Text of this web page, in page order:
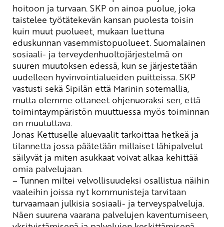
hoitoon ja turvaan. SKP on ainoa puolue, joka
taistelee työtätekevän kansan puolesta toisin
kuin muut puolueet, mukaan luettuna
eduskunnan vasemmistopuolueet. Suomalainen
sosiaali- ja terveydenhuoltojärjestelmä on
suuren muutoksen edessä, kun se järjestetään
uudelleen hyvinvointialueiden puitteissa. SKP
vastusti sekä Sipilän että Marinin sotemallia,
mutta olemme ottaneet ohjenuoraksi sen, että
toimintaympäristön muuttuessa myös toiminnan
on muututtava.
Jonas Kettuselle aluevaalit tarkoittaa hetkeä ja
tilannetta jossa päätetään millaiset lähipalvelut
säilyvät ja miten asukkaat voivat alkaa kehittää
omia palvelujaan.
– Tunnen miltei velvollisuudeksi osallistua näihin
vaaleihin joissa nyt kommunisteja tarvitaan
turvaamaan julkisia sosiaali- ja terveyspalveluja.
Näen suurena vaarana palvelujen kaventumiseen,